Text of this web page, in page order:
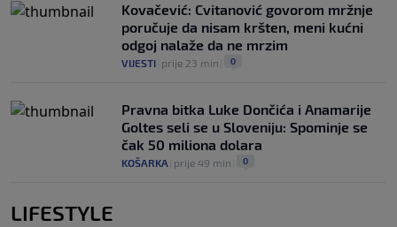
Kovačević: Cvitanović govorom mržnje
poručuje da nisam kršten, meni kućni
odgoj nalaže da ne mrzim
VIJESTI prije 23 min 0
Pravna bitka Luke Dončića i Anamarije
Goltes seli se u Sloveniju: Spominje se
čak 50 miliona dolara
KOŠARKA prije 49 min 0
LIFESTYLE